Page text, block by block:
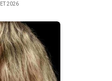
2026